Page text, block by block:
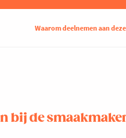
Waarom deelnemen aan
bij de